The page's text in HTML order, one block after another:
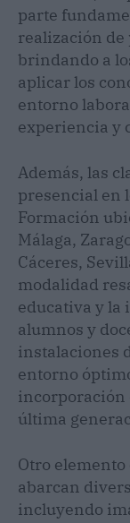
parte
realización de
brindando a
aplicar los
entorno
experiencia y
Además, las
presencial en
Formación
Málaga,
Cáceres,
modalidad
educativa y la
alumnos y
instalaciones
entorno
incorporación
última
Otro elemento
abarcan
incluyendo